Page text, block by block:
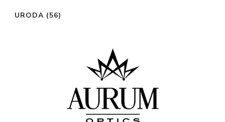
URODA (56)